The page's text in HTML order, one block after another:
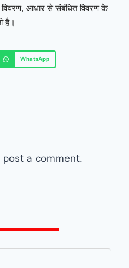
विवरण, आधार से संबंधित विवरण के
है।
WhatsApp
post a comment.